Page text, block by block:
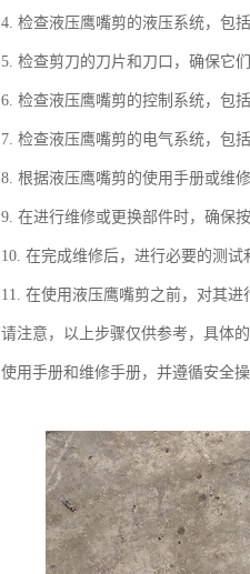
4. 检查液压鹰嘴剪的液压系统，包
5. 检查剪刀的刀片和刀口，确保它
6. 检查液压鹰嘴剪的控制系统，包
7. 检查液压鹰嘴剪的电气系统，包
8. 根据液压鹰嘴剪的使用手册或维
9. 在进行维修或更换部件时，确保
10. 在完成维修后，进行必要的测试
11. 在使用液压鹰嘴剪之前，对其
请注意，以上步骤仅供参考，具体
使用手册和维修手册，并遵循安全操